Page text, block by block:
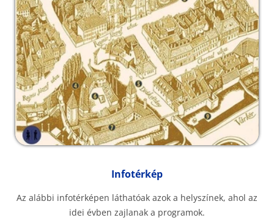
Infotérkép
Az alábbi infotérképen láthatóak azok a helyszínek, ahol az
idei évben zajlanak a programok.